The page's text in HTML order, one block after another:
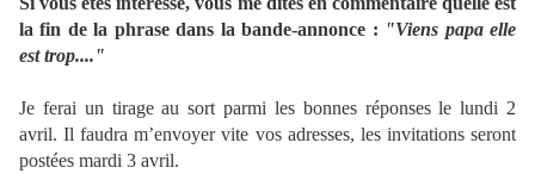
la fin de la phrase dans la bande-annonce : "Viens papa elle
est trop...."
Je ferai un tirage au sort parmi les bonnes réponses le lundi 2
avril. Il faudra m’envoyer vite vos adresses, les invitations seront
postées mardi 3 avril.